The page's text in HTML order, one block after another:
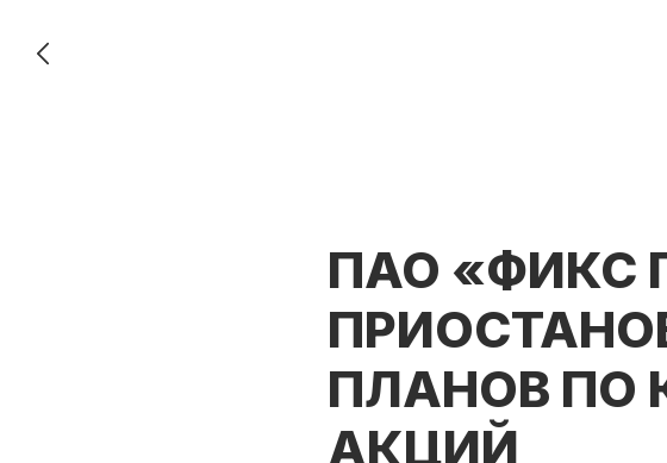
ПАО «ФИКС
ПЛАНОВ ПО
АКЦИЙ